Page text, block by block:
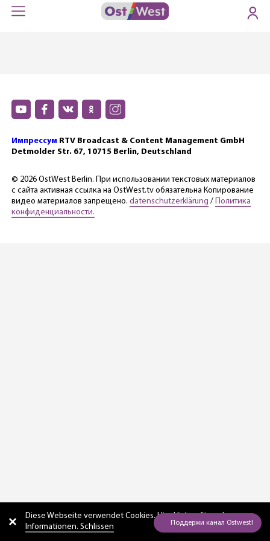
Импрессум RTV Broadcast & Content Management GmbH
Detmolder Str. 67, 10715 Berlin, Deutschland
© 2026 OstWest Berlin. При использовании текстовых материалов
с сайта активная ссылка на OstWest.tv обязательна Копирование
видео материалов запрещено. datenschutzerklärung / Политика
конфиденциальности.
Diese Webseite verwendet Cookies. Hierklicken für mehr
Informationen. Schlissen